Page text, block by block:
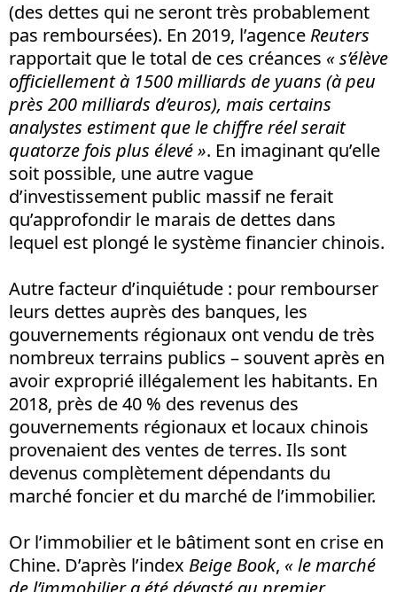
(des dettes qui ne seront très probablement
pas remboursées). En 2019, l’agence Reuters
rapportait que le total de ces créances « s’élève
officiellement à 1500 milliards de yuans (à peu
près 200 milliards d’euros), mais certains
analystes estiment que le chiffre réel serait
quatorze fois plus élevé ». En imaginant qu’elle
soit possible, une autre vague
d’investissement public massif ne ferait
qu’approfondir le marais de dettes dans
lequel est plongé le système financier chinois.
Autre facteur d’inquiétude : pour rembourser
leurs dettes auprès des banques, les
gouvernements régionaux ont vendu de très
nombreux terrains publics – souvent après en
avoir exproprié illégalement les habitants. En
2018, près de 40 % des revenus des
gouvernements régionaux et locaux chinois
provenaient des ventes de terres. Ils sont
devenus complètement dépendants du
marché foncier et du marché de l’immobilier.
Or l’immobilier et le bâtiment sont en crise en
Chine. D’après l’index Beige Book, « le marché